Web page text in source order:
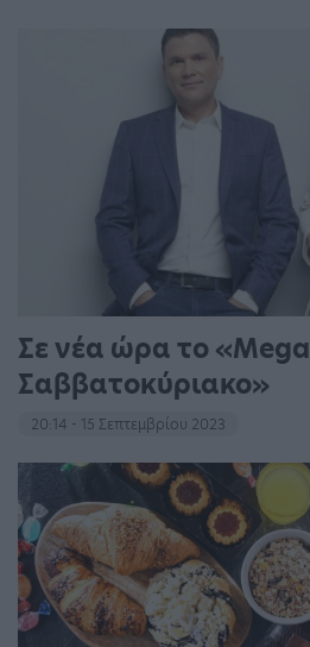
Σε νέα ώρα το «Mega
Σαββατοκύριακο»
20:14 - 15 Σεπτεμβρίου 2023